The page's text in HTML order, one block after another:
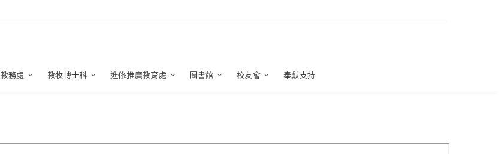
教務處 教牧博士科 進修推廣教育處 圖書館 校友會 奉獻支持